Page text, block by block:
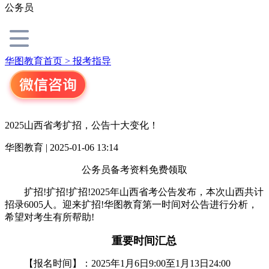
公务员
华图教育首页 > 报考指导
2025山西省考扩招，公告十大变化！
华图教育 | 2025-01-06 13:14
公务员备考资料免费领取
扩招!扩招!扩招!2025年山西省考公告发布，本次山西共计
招录6005人。迎来扩招!华图教育第一时间对公告进行分析，
希望对考生有所帮助!
重要时间汇总
【报名时间】：2025年1月6日9:00至1月13日24:00